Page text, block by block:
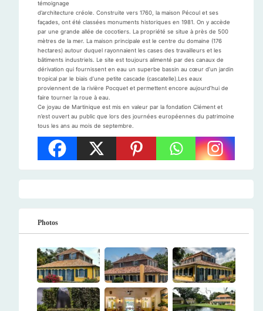
témoignage
d’architecture créole. Construite vers 1760, la maison Pécoul et ses
façades, ont été classées monuments historiques en 1981. On y accède
par une grande allée de cocotiers. La propriété se situe à près de 500
mètres de la mer. La maison principale est le centre du domaine (176
hectares) autour duquel rayonnaient les cases des travailleurs et les
bâtiments industriels. Le site est toujours alimenté par des canaux de
dérivation qui fournissent en eau un superbe bassin au cœur d’un jardin
tropical par le biais d’une petite cascade (cascatelle).Les eaux
proviennent de la rivière Pocquet et permettent encore aujourd’hui de
faire tourner la roue à eau.
Ce joyau de Martinique est mis en valeur par la fondation Clément et
n’est ouvert au public que lors des journées européennes du patrimoine
tous les ans au mois de septembre.
Photos